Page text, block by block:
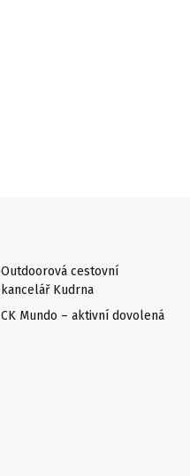
Outdoorová cestovní
kancelář Kudrna
CK Mundo – aktivní dovolená